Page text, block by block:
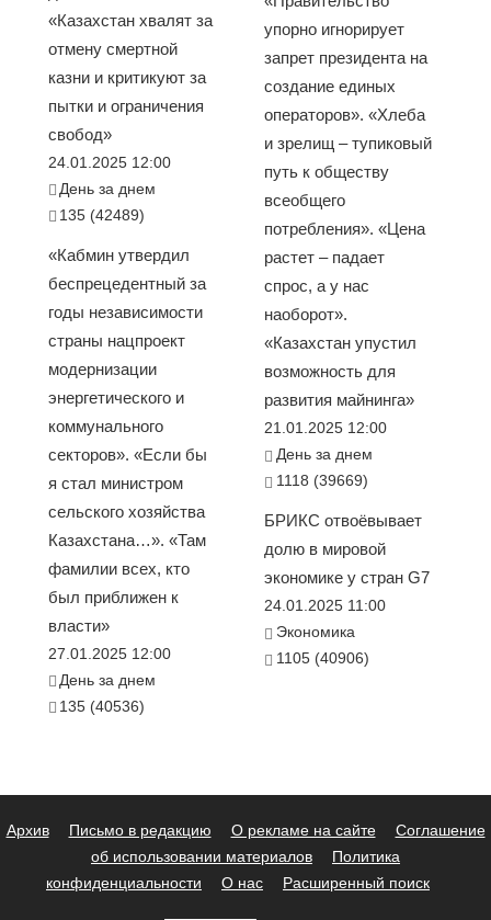
«Казахстан хвалят за
отмену смертной
казни и критикуют за
пытки и ограничения
свобод»
24.01.2025 12:00
День за днем
135 (42489)
«Кабмин утвердил
беспрецедентный за
годы независимости
страны нацпроект
модернизации
энергетического и
коммунального
секторов». «Если бы
я стал министром
сельского хозяйства
Казахстана…». «Там
фамилии всех, кто
был приближен к
власти»
27.01.2025 12:00
День за днем
135 (40536)
упорно игнорирует
запрет президента на
создание единых
операторов». «Хлеба
и зрелищ – тупиковый
путь к обществу
всеобщего
потребления». «Цена
растет – падает
спрос, а у нас
наоборот».
«Казахстан упустил
возможность для
развития майнинга»
21.01.2025 12:00
День за днем
1118 (39669)
БРИКС отвоёвывает
долю в мировой
экономике у стран G7
24.01.2025 11:00
Экономика
1105 (40906)
Архив Письмо в редакцию О рекламе на сайте
Соглашение
об использовании материалов
Политика
конфиденциальности
О нас Расширенный поиск